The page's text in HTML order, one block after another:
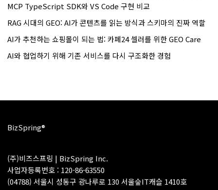
MCP TypeScript SDK와 VS Code 구현 비교
RAG 시대의 GEO: AI가 콘텐츠를 읽는 방식과 스키마의 진짜 역할
AI가 추천하는 쇼핑몰이 되는 법: 카페24 셀러를 위한 GEO Care
AI와 협업하기 위해 기존 서비스를 다시 구조화한 경험
BizSpring®
(주)비즈스프링 | BizSpring Inc.
사업자등록번호 : 120-86-63550
(04788) 서울시 성동구 광나루로 130 서울숲IT캐슬 1410호